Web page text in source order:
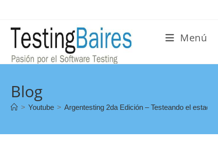
Menú
Blog
> Youtube > Argentesting 2da Edición – Testeando el